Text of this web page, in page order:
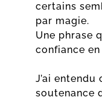
certains
par magie.
Une phrase
confiance en
J’ai
soutenance